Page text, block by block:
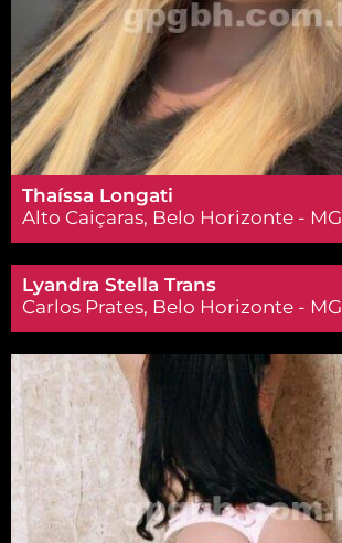
Thaíssa Longati
Alto Caiçaras, Belo Horizonte - MG
Lyandra Stella Trans
Carlos Prates, Belo Horizonte - MG